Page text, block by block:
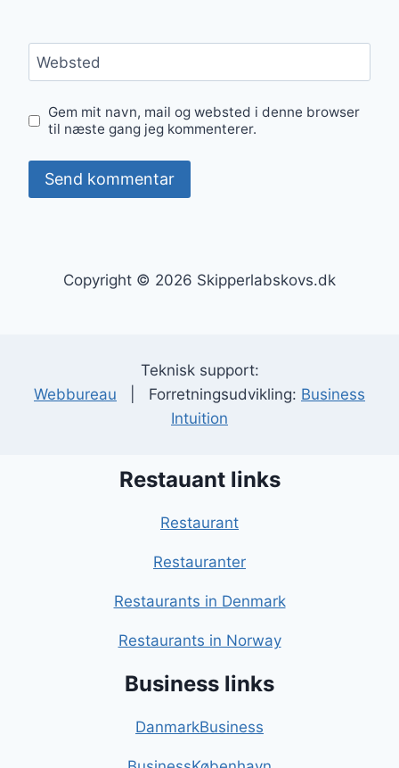
Websted
Gem mit navn, mail og websted i denne browser
til næste gang jeg kommenterer.
Copyright © 2026 Skipperlabskovs.dk
Teknisk support:
Webbureau | Forretningsudvikling: Business
Intuition
Restauant links
Restaurant
Restauranter
Restaurants in Denmark
Restaurants in Norway
Business links
DanmarkBusiness